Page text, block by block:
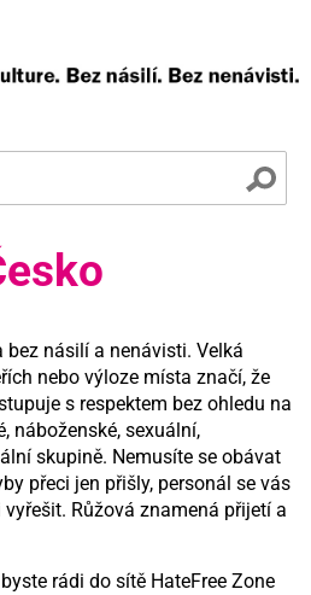
bez násilí a nenávisti. Velká
nebo výloze místa značí, že
s respektem bez ohledu na
náboženské, sexuální,
skupině. Nemusíte se obávat
přeci jen přišly, personál se vás
Růžová znamená přijetí a
rádi do sítě HateFree Zone